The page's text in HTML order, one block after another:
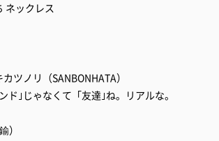
ネックレス
ツノリ（SANBONHATA）
ド｣じゃなくて「友達｣ね。リアルな。
）